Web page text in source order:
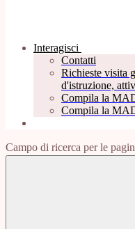
Interagisci
Contatti
Richieste visita
d'istruzione,
Compila la
Compila la
Campo di ricerca per le